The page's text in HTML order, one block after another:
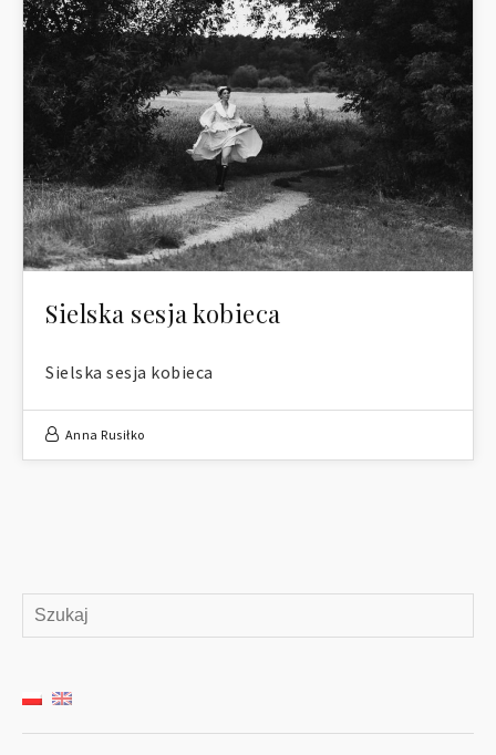
Sielska sesja kobieca
Sielska sesja kobieca
Anna Rusiłko